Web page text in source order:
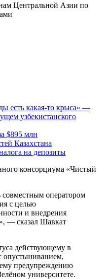
Центральной Азии по
есть какая-то крыса» —
узбекистанского
$895 млн
Казахстана
на депозиты
консорциума «Чистый
оператором
с целью
и внедрения
— сказал Шавкат
действующему в
опустыниванием,
предупреждению
университете.